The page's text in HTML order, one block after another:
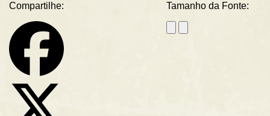
Compartilhe: Tamanho da Fonte: